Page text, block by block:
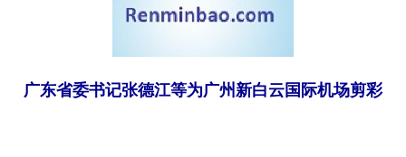
广东省委书记张德江等为广州新白云国际机场剪彩